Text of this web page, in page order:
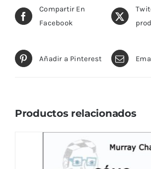
Compartir En
Facebook
Añadir a Pinterest
Productos relacionados